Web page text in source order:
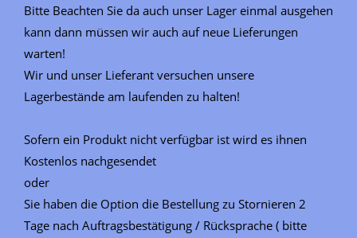
Bitte Beachten Sie da auch unser Lager einmal ausgehen
kann dann müssen wir auch auf neue Lieferungen
warten!
Wir und unser Lieferant versuchen unsere
Lagerbestände am laufenden zu halten!
Sofern ein Produkt nicht verfügbar ist wird es ihnen
Kostenlos nachgesendet
oder
Sie haben die Option die Bestellung zu Stornieren 2
Tage nach Auftragsbestätigung / Rücksprache ( bitte